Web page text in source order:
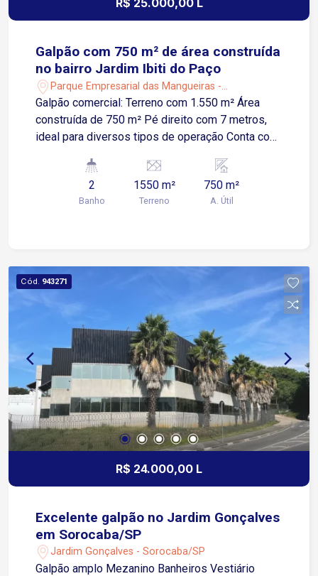
R$ 25.000,00 L
Galpão com 750 m² de área construída
no bairro Jardim Ibiti do Paço
Parque Empresarial das Mangueiras -
Sorocaba/SP
Galpão comercial: Terreno com 1.550 m² Área
construída de 750 m² Pé direito com 7 metros,
ideal para diversos tipos de operação Conta com
Avenida Tadao Yoshida e Avenida Comendador
Camilo Júlio, facilitando o acesso a rodovias e ao
centro da cidade. Excelente oportunidade para
2
Banho
1550 m²
Terreno
750 m²
A. Útil
Cód. 943271
R$ 24.000,00 L
Excelente galpão no Jardim Gonçalves
em Sorocaba/SP
Jardim Gonçalves - Sorocaba/SP
Galpão amplo Mezanino Banheiros Vestiário